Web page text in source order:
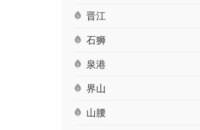
晋江
石狮
泉港
界山
山腰